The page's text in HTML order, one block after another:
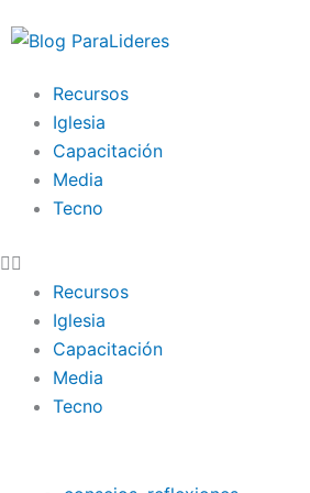
al
Recursos
Iglesia
Capacitación
Media
Tecno
Recursos
Iglesia
Capacitación
Media
Tecno